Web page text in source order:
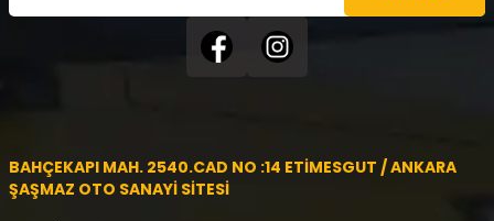
BAHÇEKAPI MAH. 2540.CAD NO :14 ETİMESGUT / ANKARA
ŞAŞMAZ OTO SANAYİ SİTESİ